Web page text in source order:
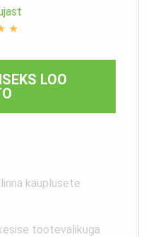
★
LOO
kauplusete
tootevalikuga